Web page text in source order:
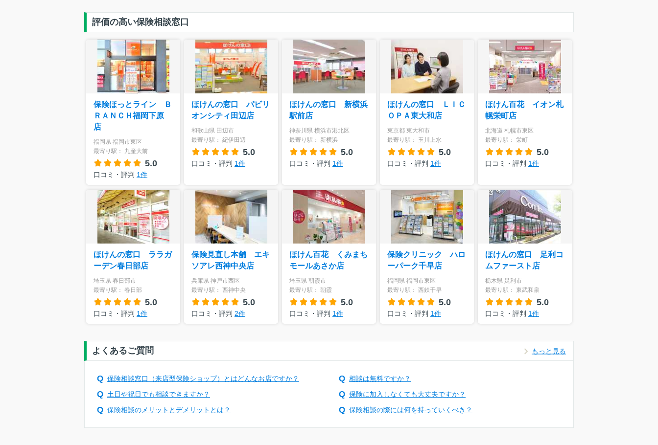
評価の高い保険相談窓口
保険ほっとライン Ｂ
ＲＡＮＣＨ福岡下原
店
福岡県 福岡市東区
最寄り駅： 九産大前
5.0
口コミ・評判 1件
ほけんの窓口 パビリ
オンシティ田辺店
和歌山県 田辺市
最寄り駅： 紀伊田辺
5.0
口コミ・評判 1件
ほけんの窓口 新横浜
駅前店
神奈川県 横浜市港北区
最寄り駅： 新横浜
5.0
口コミ・評判 1件
ほけんの窓口 ＬＩＣ
ＯＰＡ東大和店
東京都 東大和市
最寄り駅： 玉川上水
5.0
口コミ・評判 1件
ほけん百花 イオン札
幌栄町店
北海道 札幌市東区
最寄り駅： 栄町
5.0
口コミ・評判 1件
ほけんの窓口 ララガ
ーデン春日部店
埼玉県 春日部市
最寄り駅： 春日部
5.0
口コミ・評判 1件
保険見直し本舗 エキ
ソアレ西神中央店
兵庫県 神戸市西区
最寄り駅： 西神中央
5.0
口コミ・評判 2件
ほけん百花 くみまち
モールあさか店
埼玉県 朝霞市
最寄り駅： 朝霞
5.0
口コミ・評判 1件
保険クリニック ハロ
ーパーク千早店
福岡県 福岡市東区
最寄り駅： 西鉄千早
5.0
口コミ・評判 1件
ほけんの窓口 足利コ
ムファースト店
栃木県 足利市
最寄り駅： 東武和泉
5.0
口コミ・評判 1件
よくあるご質問 もっと見る
保険相談窓口（来店型保険ショップ）とはどんなお店ですか？
相談は無料ですか？
土日や祝日でも相談できますか？
保険に加入しなくても大丈夫ですか？
保険相談のメリットとデメリットとは？
保険相談の際には何を持っていくべき？